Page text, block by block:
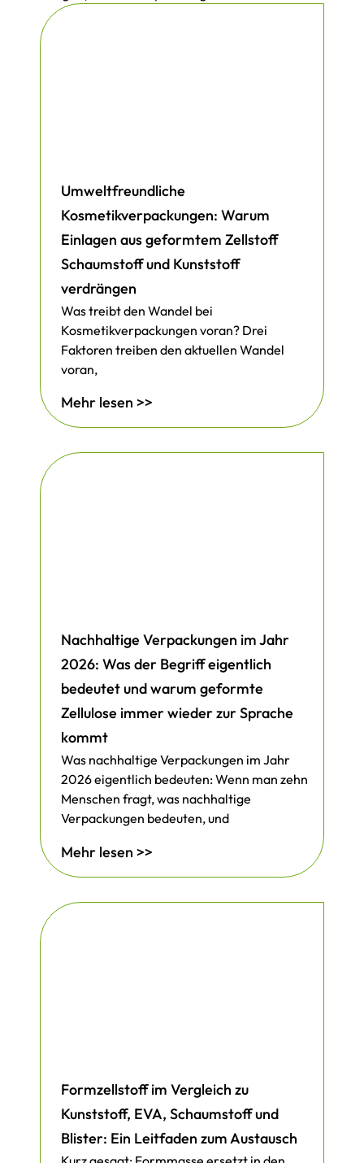
Umweltfreundliche
Kosmetikverpackungen: Warum
Einlagen aus geformtem Zellstoff
Schaumstoff und Kunststoff
verdrängen
Was treibt den Wandel bei
Kosmetikverpackungen voran? Drei
Faktoren treiben den aktuellen Wandel
voran,
Mehr lesen >>
Nachhaltige Verpackungen im Jahr
2026: Was der Begriff eigentlich
bedeutet und warum geformte
Zellulose immer wieder zur Sprache
kommt
Was nachhaltige Verpackungen im Jahr
2026 eigentlich bedeuten: Wenn man zehn
Menschen fragt, was nachhaltige
Verpackungen bedeuten, und
Mehr lesen >>
Formzellstoff im Vergleich zu
Kunststoff, EVA, Schaumstoff und
Blister: Ein Leitfaden zum Austausch